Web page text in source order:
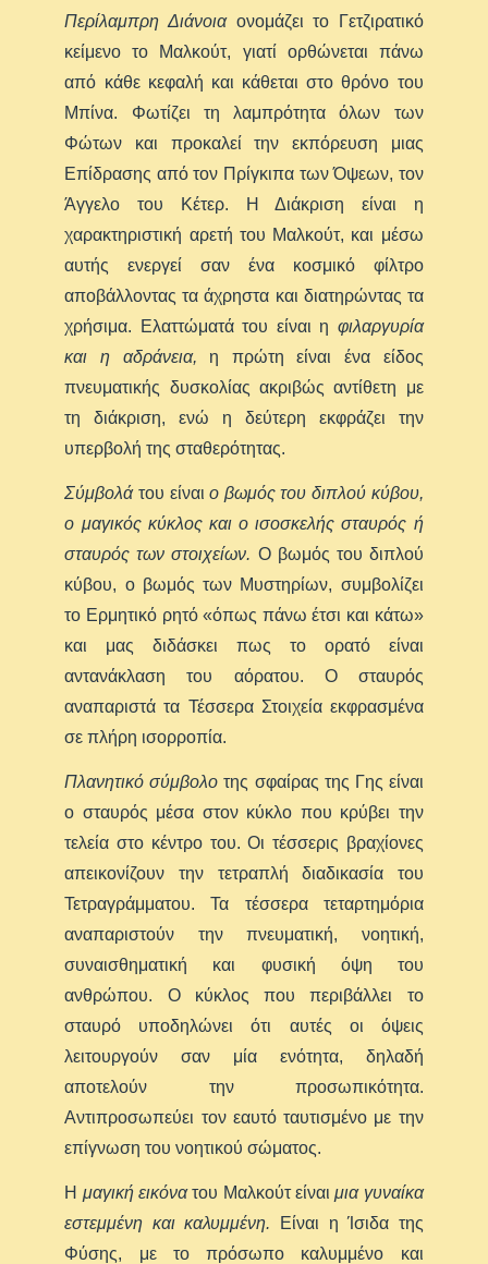
Περίλαμπρη Διάνοιαονομάζει το Γετζιρατικό
κείμενο το Μαλκούτ, γιατί ορθώνεται πάνω
από κάθε κεφαλή και κάθεται στο θρόνο του
Μπίνα. Φωτίζει τη λαμπρότητα όλων των
Φώτων και προκαλεί την εκπόρευση μιας
Επίδρασης από τον Πρίγκιπα των Όψεων, τον
Άγγελο του Κέτερ. Η Διάκριση είναι η
χαρακτηριστική αρετή του Μαλκούτ, και μέσω
αυτής ενεργεί σαν ένα κοσμικό φίλτρο
αποβάλλοντας τα άχρηστα και διατηρώντας τα
χρήσιμα. Ελαττώματά του είναι η φιλαργυρία
και η αδράνεια, η πρώτη είναι ένα είδος
πνευματικής δυσκολίας ακριβώς αντίθετη με
τη διάκριση, ενώ η δεύτερη εκφράζει την
υπερβολή της σταθερότητας.
Σύμβολάτου είναιο βωμός του διπλού κύβου,
ο μαγικός κύκλος και ο ισοσκελής σταυρός ή
σταυρός των στοιχείων. Ο βωμός του διπλού
κύβου, ο βωμός των Μυστηρίων, συμβολίζει
το Ερμητικό ρητό «όπως πάνω έτσι και κάτω»
και μας διδάσκει πως το ορατό είναι
αντανάκλαση του αόρατου. Ο σταυρός
αναπαριστά τα Τέσσερα Στοιχεία εκφρασμένα
σε πλήρη ισορροπία.
Πλανητικό σύμβολο της σφαίρας της Γης είναι
ο σταυρός μέσα στον κύκλο που κρύβει την
τελεία στο κέντρο του. Οι τέσσερις βραχίονες
απεικονίζουν την τετραπλή διαδικασία του
Τετραγράμματου. Τα τέσσερα τεταρτημόρια
αναπαριστούν την πνευματική, νοητική,
συναισθηματική και φυσική όψη του
ανθρώπου. Ο κύκλος που περιβάλλει το
σταυρό υποδηλώνει ότι αυτές οι όψεις
λειτουργούν σαν μία ενότητα, δηλαδή
αποτελούν την προσωπικότητα.
Αντιπροσωπεύει τον εαυτό ταυτισμένο με την
επίγνωση του νοητικού σώματος.
Η μαγική εικόνατου Μαλκούτ είναιμια γυναίκα
εστεμμένη και καλυμμένη.
Είναι η Ίσιδα της
Φύσης, με το πρόσωπο καλυμμένο και